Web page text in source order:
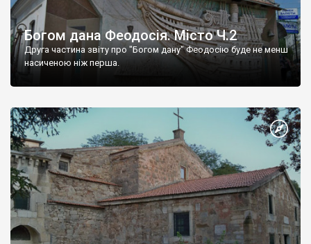
Богом дана Феодосія. Місто Ч.2
Друга частина звіту про "Богом дану" Феодосію буде не менш
насиченою ніж перша.